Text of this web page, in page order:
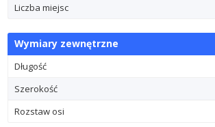
Liczba miejsc
Wymiary zewnętrzne
Długość
Szerokość
Rozstaw osi